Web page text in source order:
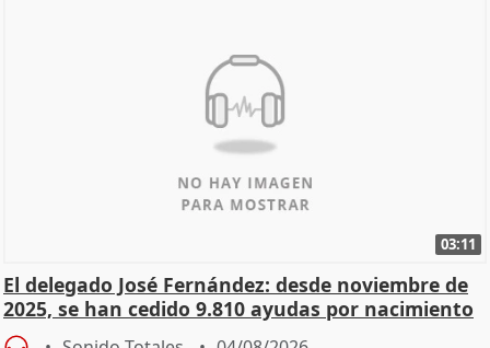
03:11
El delegado José Fernández: desde noviembre de
2025, se han cedido 9.810 ayudas por nacimiento